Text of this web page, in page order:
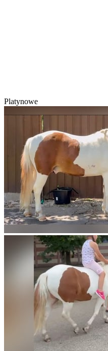
Platynowe